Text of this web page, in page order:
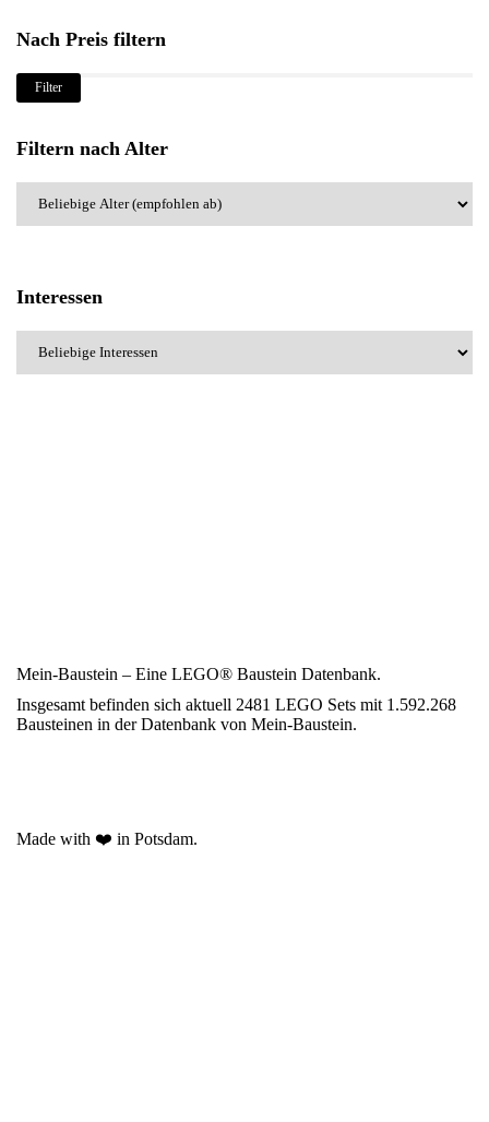
Nach Preis filtern
Min.
Preis
Max.
Preis
Filter
Filtern nach Alter
Interessen
Mein-Baustein – Eine LEGO® Baustein Datenbank.
Insgesamt befinden sich aktuell 2481 LEGO Sets mit 1.592.268
Bausteinen in der Datenbank von Mein-Baustein.
Made with ❤️ in Potsdam.